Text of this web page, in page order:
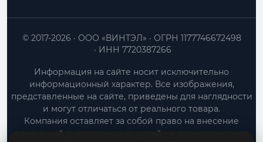
ООО «ВИНТЭЛ»
ОГРН 1177746672498
ИНН 7720387266
© 2017-2026
Информация на сайте носит исключительно
информационный характер. Все изображения,
представленные на сайте, приведены для наглядности
и могут отличаться от реального товара.
Компания оставляет за собой право на внесение
изменений в конструкцию, дизайн и характеристики